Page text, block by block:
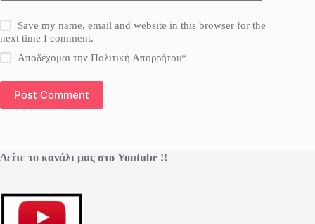
Save my name, email and website in this browser for the
next time I comment.
Αποδέχομαι την Πολιτική Απορρήτου*
Post Comment
Δείτε το κανάλι μας στο Youtube !!